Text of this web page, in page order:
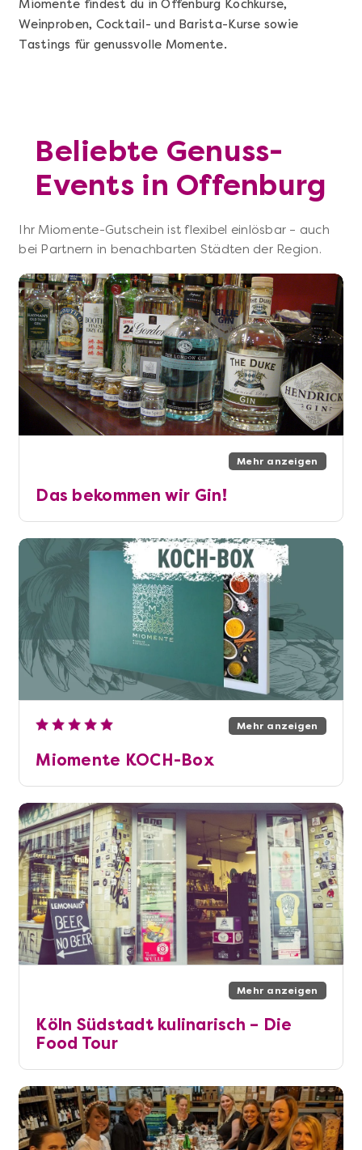
Miomente findest du in Offenburg Kochkurse,
Weinproben, Cocktail- und Barista-Kurse sowie
Tastings für genussvolle Momente.
Beliebte Genuss-
Events in Offenburg
Ihr Miomente-Gutschein ist flexibel einlösbar – auch
bei Partnern in benachbarten Städten der Region.
Mehr anzeigen
Das bekommen wir Gin!
Mehr anzeigen
Miomente KOCH-Box
Mehr anzeigen
Köln Südstadt kulinarisch – Die
Food Tour